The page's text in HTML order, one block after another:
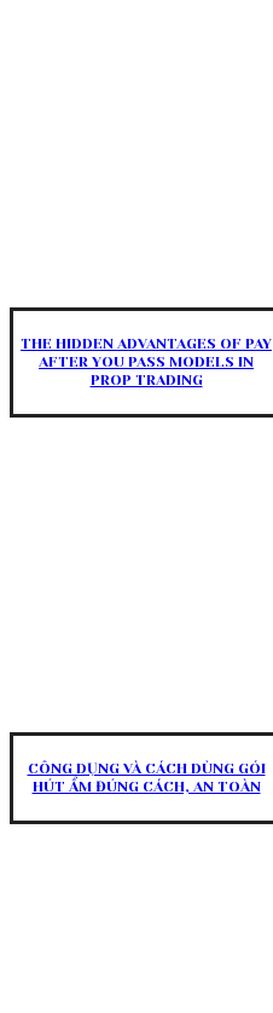
THE HIDDEN ADVANTAGES OF PAY
AFTER YOU PASS MODELS IN
PROP TRADING
CÔNG DỤNG VÀ CÁCH DÙNG GÓI
HÚT ẨM ĐÚNG CÁCH, AN TOÀN